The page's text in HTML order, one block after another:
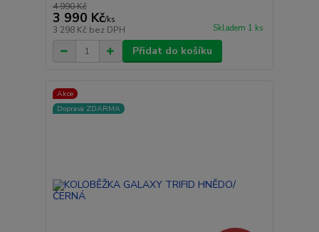
4 990 Kč
3 990 Kč/ks
3 298 Kč bez DPH Skladem 1 ks
Přidat do košíku
Akce
Doprava ZDARMA